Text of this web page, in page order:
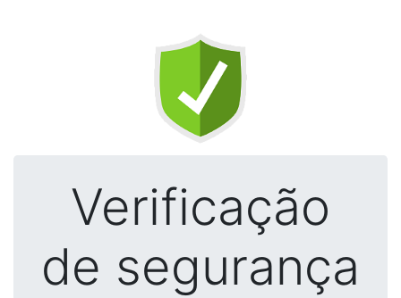
Verificação
de segurança